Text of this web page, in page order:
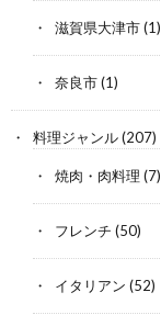
滋賀県大津市(1)
奈良市(1)
料理ジャンル(207)
焼肉・肉料理 (7)
フレンチ (50)
イタリアン (52)